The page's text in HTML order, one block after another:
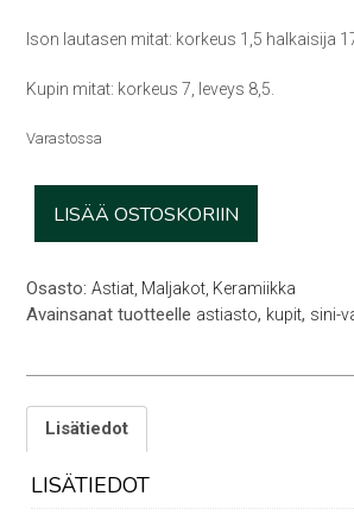
Ison lautasen mitat: korkeus 1,5 halkaisija
Kupin mitat: korkeus 7, leveys 8,5.
Varastossa
määräLISÄÄ OSTOSKORIIN
Osasto: Astiat, Maljakot, Keramiikka
Avainsanat tuotteelle astiasto, kupit, sini-
Lisätiedot
LISÄTIEDOT